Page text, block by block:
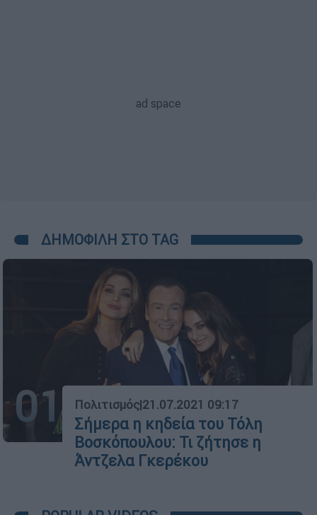
ΔΗΜΟΦΙΛΗ ΣΤΟ TAG
01 Πολιτισμός|21.07.2021 09:17
Σήμερα η κηδεία του Τόλη
Βοσκόπουλου: Τι ζήτησε η
Άντζελα Γκερέκου